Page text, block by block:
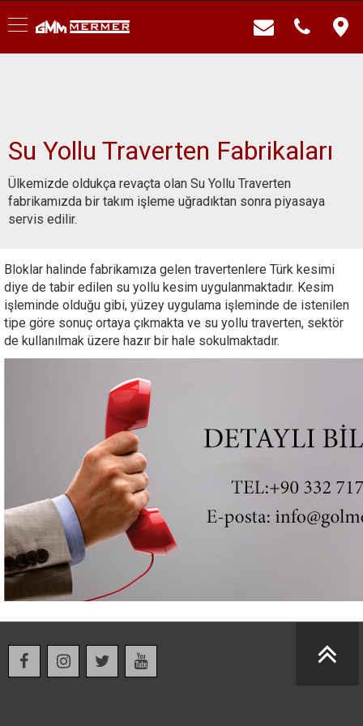
Su Yollu Traverten Fabrikaları
Ülkemizde oldukça revaçta olan Su Yollu Traverten
fabrikamızda bir takım işleme uğradıktan sonra piyasaya
servis edilir.
Bloklar halinde fabrikamıza gelen travertenlere Türk kesimi
diye de tabir edilen su yollu kesim uygulanmaktadır. Kesim
işleminde olduğu gibi, yüzey uygulama işleminde de istenilen
tipe göre sonuç ortaya çıkmakta ve su yollu traverten, sektör
de kullanılmak üzere hazır bir hale sokulmaktadır.